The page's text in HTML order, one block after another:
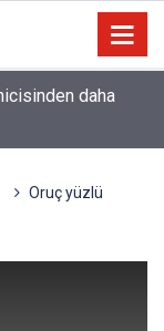
daha
Oruç yüzlü